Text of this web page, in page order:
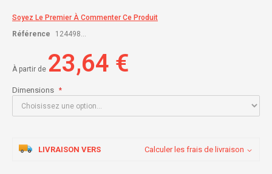
beginning
of
Soyez Le Premier À Commenter Ce Produit
Référence
124498...
À partir de 23,64 €
Dimensions
LIVRAISON VERS Calculer les frais de livraison